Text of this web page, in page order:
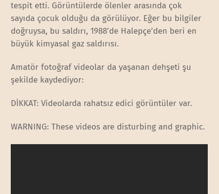
tespit etti. Görüntülerde ölenler arasında çok
sayıda çocuk olduğu da görülüyor. Eğer bu bilgiler
doğruysa, bu saldırı, 1988’de Halepçe’den beri en
büyük kimyasal gaz saldırısı.
Amatör fotoğraf videolar da yaşanan dehşeti şu
şekilde kaydediyor:
DİKKAT: Videolarda rahatsız edici görüntüler var.
WARNING: These videos are disturbing and graphic.